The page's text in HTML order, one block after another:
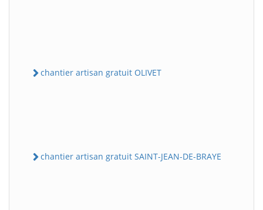
chantier artisan gratuit OLIVET
chantier artisan gratuit SAINT-JEAN-DE-BRAYE